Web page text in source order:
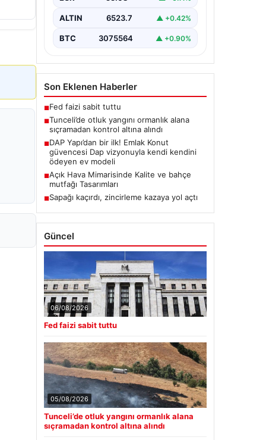
Karyemez köyleri arasında bulunan
belirlenemeyen bir nedenle…
ALTIN 6523.7 ▲ +0.42%
BTC 3075564 ▲ +0.90%
Son Eklenen Haberler
■Fed faizi sabit tuttu
■Tunceli’de otluk yangını ormanlık alana
sıçramadan kontrol altına alındı
■DAP Yapı’dan bir ilk! Emlak Konut
güvencesi Dap vizyonuyla kendi kendini
ödeyen ev modeli
■Açık Hava Mimarisinde Kalite ve bahçe
mutfağı Tasarımları
■Sapağı kaçırdı, zincirleme kazaya yol açtı
Güncel
06/08/2026
Fed faizi sabit tuttu
05/08/2026
Tunceli’de otluk yangını ormanlık alana
sıçramadan kontrol altına alındı